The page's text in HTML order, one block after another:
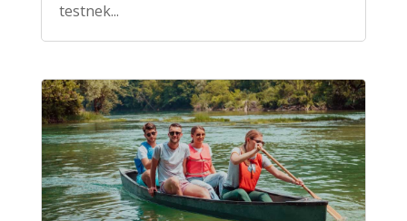
testnek...